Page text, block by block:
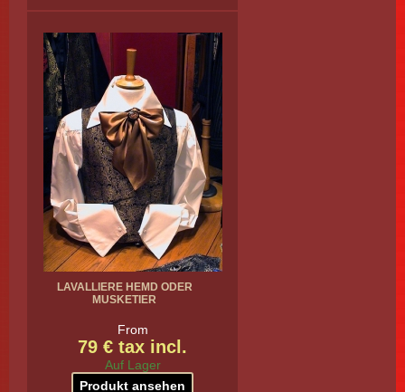
LAVALLIERE HEMD ODER
MUSKETIER
From
79 € tax incl.
Auf Lager
Produkt ansehen